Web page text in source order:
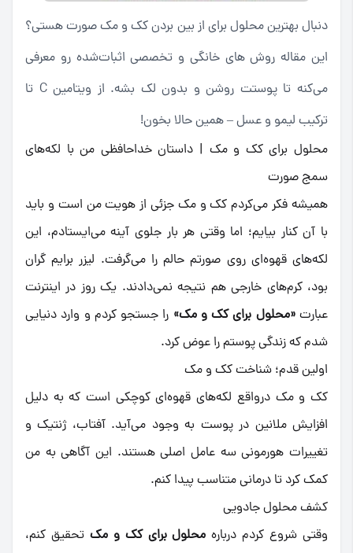
دنبال بهترین محلول برای از بین بردن کک و مک صورت هستی؟
این مقاله روش های خانگی و تخصصی اثبات‌شده رو معرفی
می‌کنه تا پوستت روشن و بدون لک بشه. از ویتامین C تا
ترکیب لیمو و عسل – همین حالا بخون!
محلول برای کک و مک | داستان خداحافظی من با لکه‌های
سمج صورت
همیشه فکر می‌کردم کک و مک جزئی از هویت من است و باید
با آن کنار بیایم؛ اما وقتی هر بار جلوی آینه می‌ایستادم، این
لکه‌های قهوه‌ای روی صورتم حالم را می‌گرفت. لیزر برایم گران
بود، کرم‌های خارجی هم نتیجه نمی‌دادند. یک روز در اینترنت
عبارت«محلول برای کک و مک» را جستجو کردم و وارد دنیایی
شدم که زندگی پوستم را عوض کرد.
اولین قدم؛ شناخت کک و مک
کک و مک درواقع لکه‌های قهوه‌ای کوچکی است که به دلیل
افزایش ملانین در پوست به وجود می‌آید. آفتاب، ژنتیک و
تغییرات هورمونی سه عامل اصلی هستند. این آگاهی به من
کمک کرد تا درمانی متناسب پیدا کنم.
کشف محلول جادویی
وقتی شروع کردم درباره محلول برای کک و مک تحقیق کنم،